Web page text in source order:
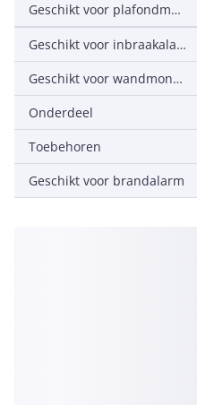
Geschikt voor plafondmontage
Geschikt voor inbraakalarm
Geschikt voor wandmontage
Onderdeel
Toebehoren
Geschikt voor brandalarm